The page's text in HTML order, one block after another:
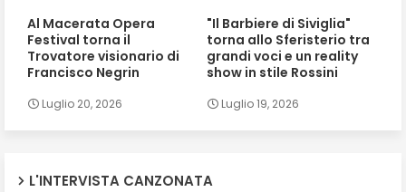
Al Macerata Opera
Festival torna il
Trovatore visionario di
Francisco Negrin
Luglio 20, 2026
"Il Barbiere di Siviglia"
torna allo Sferisterio tra
grandi voci e un reality
show in stile Rossini
Luglio 19, 2026
L'INTERVISTA CANZONATA